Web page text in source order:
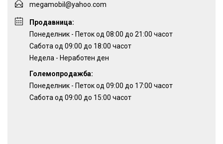
megamobil@yahoo.com
Продавница:
Понеделник - Петок од 08:00 до 21:00 часот
Сабота од 09:00 до 18:00 часот
Недела - Неработен ден
Големопродажба:
Понеделник - Петок од 09:00 до 17:00 часот
Сабота од 09:00 до 15:00 часот